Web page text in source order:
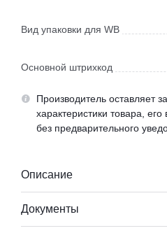
Вид упаковки для WB
Основной штрихкод
Производитель оставляет
характеристики товара,
без предварительного
Описание
Документы